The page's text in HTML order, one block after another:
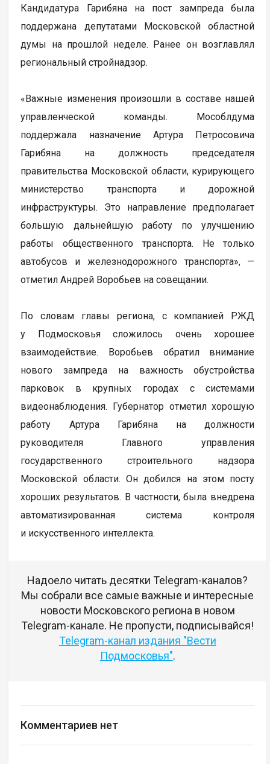
Кандидатура Гарибяна на пост зампреда была
поддержана депутатами Московской областной
думы на прошлой неделе. Ранее он возглавлял
региональный стройнадзор.
«Важные изменения произошли в составе нашей
управленческой команды. Мособлдума
поддержала назначение Артура Петросовича
Гарибяна на должность председателя
правительства Московской области, курирующего
министерство транспорта и дорожной
инфраструктуры. Это направление предполагает
большую дальнейшую работу по улучшению
работы общественного транспорта. Не только
автобусов и железнодорожного транспорта», —
отметил Андрей Воробьев на совещании.
По словам главы региона, с компанией РЖД
у Подмосковья сложилось очень хорошее
взаимодействие. Воробьев обратил внимание
нового зампреда на важность обустройства
парковок в крупных городах с системами
видеонаблюдения. Губернатор отметил хорошую
работу Артура Гарибяна на должности
руководителя Главного управления
государственного строительного надзора
Московской области. Он добился на этом посту
хороших результатов. В частности, была внедрена
автоматизированная система контроля
и искусственного интеллекта.
Надоело читать десятки Telegram-каналов?
Мы собрали все самые важные и интересные
новости Московского региона в новом
Telegram-канале. Не пропусти, подписывайся!
Telegram-канал издания "Вести
Подмосковья".
Комментариев нет